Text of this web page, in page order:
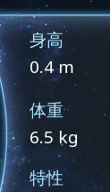
身高
0.4 m
体重
6.5 kg
特性